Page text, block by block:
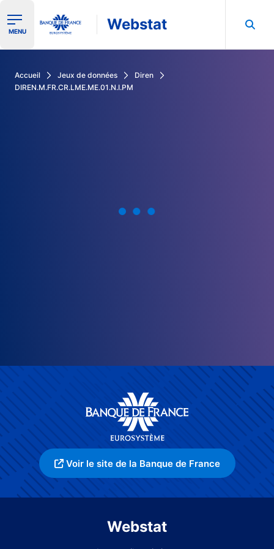
Ouvrir le menu de navigation
MENU Webstat
Accueil Jeux de données
Diren
DIREN.M.FR.CR.LME.ME.01.N.I.PM
Voir le site de la Banque de France
Webstat